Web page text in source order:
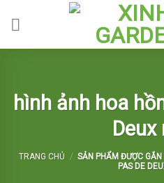
hình ảnh hoa
TRANG CHỦ / SẢN PHẨM ĐƯỢC GẮN
PAS DE